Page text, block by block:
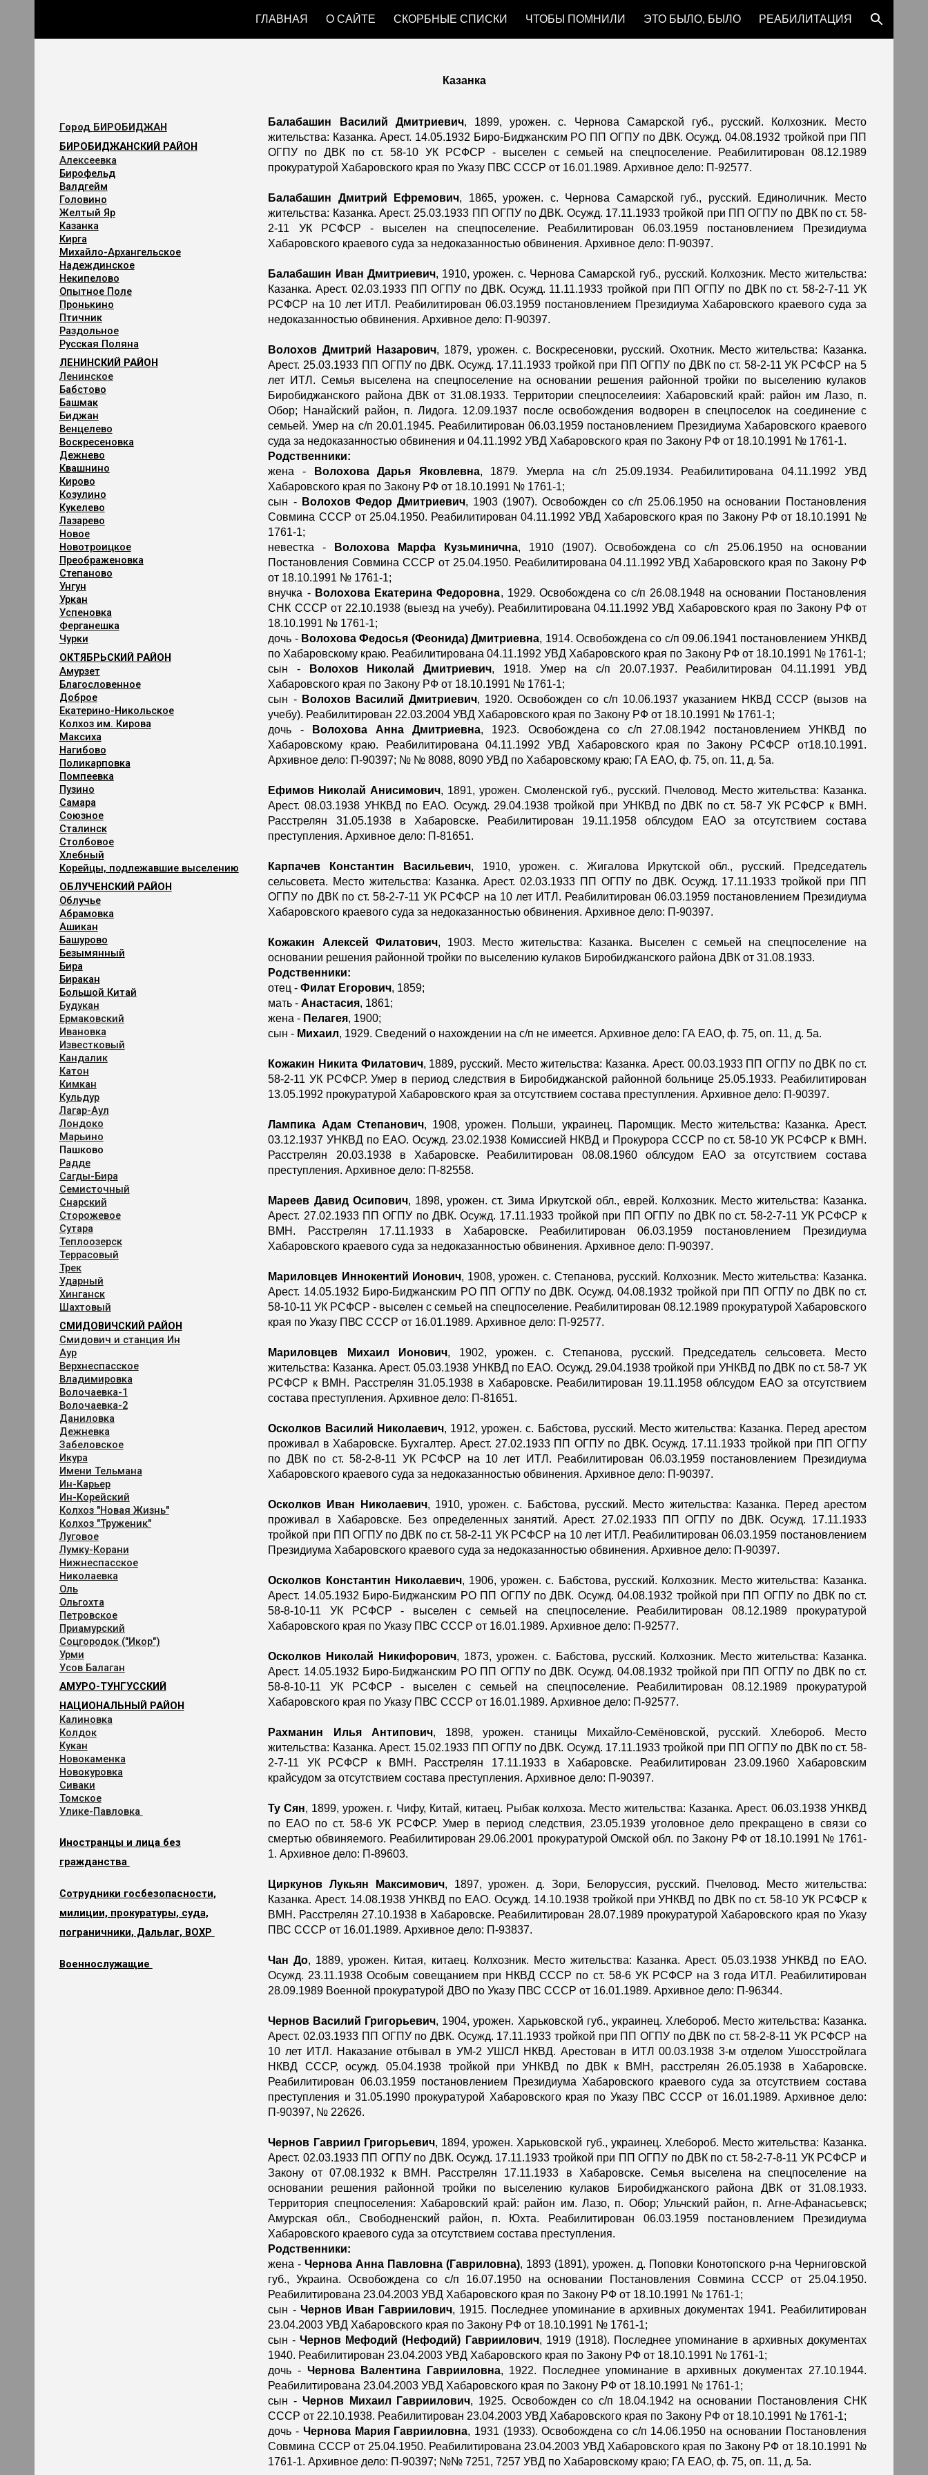
Skip to main content Skip to navigation
ГЛАВНАЯ О САЙТЕ СКОРБНЫЕ СПИСКИ ЧТОБЫ ПОМНИЛИ ЭТО БЫЛО, БЫЛО РЕАБИЛИТАЦИЯ
Казанка
Город БИРОБИДЖАН
БИРОБИДЖАНСКИЙ РАЙОН
Алексеевка
Бирофельд
Валдгейм
Головино
Желтый Яр
Казанка
Кирга
Михайло-Архангельское
Надеждинское
Некипелово
Опытное Поле
Пронькино
Птичник
Раздольное
Русская Поляна
ЛЕНИНСКИЙ РАЙОН
Ленинское
Бабстово
Башмак
Биджан
Венцелево
Воскресеновка
Дежнево
Квашнино
Кирово
Козулино
Кукелево
Лазарево
Новое
Новотроицкое
Преображеновка
Степаново
Унгун
Уркан
Успеновка
Ферганешка
Чурки
ОКТЯБРЬСКИЙ РАЙОН
Амурзет
Благословенное
Доброе
Екатерино-Никольское
Колхоз им. Кирова
Максиха
Нагибово
Поликарповка
Помпеевка
Пузино
Самара
Союзное
Сталинск
Столбовое
Хлебный
Корейцы, подлежавшие выселению
ОБЛУЧЕНСКИЙ РАЙОН
Облучье
Абрамовка
Ашикан
Башурово
Безымянный
Бира
Биракан
Большой Китай
Будукан
Ермаковский
Ивановка
Известковый
Кандалик
Катон
Кимкан
Кульдур
Лагар-Аул
Лондоко
Марьино
Пашково
Радде
Сагды-Бира
Семисточный
Снарский
Сторожевое
Сутара
Теплоозерск
Террасовый
Трек
Ударный
Хинганск
Шахтовый
СМИДОВИЧСКИЙ РАЙОН
Смидович и станция Ин
Аур
Верхнеспасское
Владимировка
Волочаевка-1
Волочаевка-2
Даниловка
Дежневка
Забеловское
Икура
Имени Тельмана
Ин-Карьер
Ин-Корейский
Колхоз "Новая Жизнь"
Колхоз "Труженик"
Луговое
Лумку-Корани
Нижнеспасское
Николаевка
Оль
Ольгохта
Петровское
Приамурский
Соцгородок ("Икор")
Урми
Усов Балаган
АМУРО-ТУНГУССКИЙ
НАЦИОНАЛЬНЫЙ РАЙОН
Калиновка
Колдок
Кукан
Новокаменка
Новокуровка
Сиваки
Томское
Улике-Павловка
Иностранцы и лица без
гражданства
Сотрудники госбезопасности,
милиции, прокуратуры, суда,
пограничники, Дальлаг, ВОХР
Военнослужащие
Балабашин Василий Дмитриевич, 1899, урожен. с. Чернова Самарской губ., русский. Колхозник. Место
жительства: Казанка. Арест. 14.05.1932 Биро-Биджанским РО ПП ОГПУ по ДВК. Осужд. 04.08.1932 тройкой при ПП
ОГПУ по ДВК по ст. 58-10 УК РСФСР - выселен с семьей на спецпоселение. Реабилитирован 08.12.1989
прокуратурой Хабаровского края по Указу ПВС СССР от 16.01.1989. Архивное дело: П-92577.
Балабашин Дмитрий Ефремович, 1865, урожен. с. Чернова Самарской губ., русский. Единоличник. Место
жительства: Казанка. Арест. 25.03.1933 ПП ОГПУ по ДВК. Осужд. 17.11.1933 тройкой при ПП ОГПУ по ДВК по ст. 58-
2-11 УК РСФСР - выселен на спецпоселение. Реабилитирован 06.03.1959 постановлением Президиума
Хабаровского краевого суда за недоказанностью обвинения. Архивное дело: П-90397.
Балабашин Иван Дмитриевич, 1910, урожен. с. Чернова Самарской губ., русский. Колхозник. Место жительства:
Казанка. Арест. 02.03.1933 ПП ОГПУ по ДВК. Осужд. 11.11.1933 тройкой при ПП ОГПУ по ДВК по ст. 58-2-7-11 УК
РСФСР на 10 лет ИТЛ. Реабилитирован 06.03.1959 постановлением Президиума Хабаровского краевого суда за
недоказанностью обвинения. Архивное дело: П-90397.
Волохов Дмитрий Назарович, 1879, урожен. с. Воскресеновки, русский. Охотник. Место жительства: Казанка.
Арест. 25.03.1933 ПП ОГПУ по ДВК. Осужд. 17.11.1933 тройкой при ПП ОГПУ по ДВК по ст. 58-2-11 УК РСФСР на 5
лет ИТЛ. Семья выселена на спецпоселение на основании решения районной тройки по выселению кулаков
Биробиджанского района ДВК от 31.08.1933. Территории спецпоселеиия: Хабаровский край: район им Лазо, п.
Обор; Нанайский район, п. Лидога. 12.09.1937 после освобождения водворен в спецпоселок на соединение с
семьей. Умер на с/п 20.01.1945. Реабилитирован 06.03.1959 постановлением Президиума Хабаровского краевого
суда за недоказанностью обвинения и 04.11.1992 УВД Хабаровского края по Закону РФ от 18.10.1991 № 1761-1.
Родственники:
жена -
Волохова Дарья Яковлевна, 1879. Умерла на с/п 25.09.1934. Реабилитирована 04.11.1992 УВД
Хабаровского края по Закону РФ от 18.10.1991 № 1761-1;
сын - Волохов Федор Дмитриевич, 1903 (1907). Освобожден со с/п 25.06.1950 на основании Постановления
Совмина СССР от 25.04.1950. Реабилитирован 04.11.1992 УВД Хабаровского края по Закону РФ от 18.10.1991 №
1761-1;
невестка -
Волохова Марфа Кузьминична, 1910 (1907). Освобождена со с/п 25.06.1950 на основании
Постановления Совмина СССР от 25.04.1950. Реабилитирована 04.11.1992 УВД Хабаровского края по Закону РФ
от 18.10.1991 № 1761-1;
внучка - Волохова Екатерина Федоровна, 1929. Освобождена со с/п 26.08.1948 на основании Постановления
СНК СССР от 22.10.1938 (выезд на учебу). Реабилитирована 04.11.1992 УВД Хабаровского края по Закону РФ от
18.10.1991 № 1761-1;
дочь - Волохова Федосья (Феонида) Дмитриевна, 1914. Освобождена со с/п 09.06.1941 постановлением УНКВД
по Хабаровскому краю. Реабилитирована 04.11.1992 УВД Хабаровского края по Закону РФ от 18.10.1991 № 1761-1;
сын -
Волохов Николай Дмитриевич, 1918. Умер на с/п 20.07.1937. Реабилитирован 04.11.1991 УВД
Хабаровского края по Закону РФ от 18.10.1991 № 1761-1;
сын - Волохов Василий Дмитриевич, 1920. Освобожден со с/п 10.06.1937 указанием НКВД СССР (вызов на
учебу). Реабилитирован 22.03.2004 УВД Хабаровского края по Закону РФ от 18.10.1991 № 1761-1;
дочь -
Волохова Анна Дмитриевна, 1923. Освобождена со с/п 27.08.1942 постановлением УНКВД по
Хабаровскому краю. Реабилитирована 04.11.1992 УВД Хабаровского края по Закону РСФСР от18.10.1991.
Архивное дело: П-90397; № № 8088, 8090 УВД по Хабаровскому краю; ГА ЕАО, ф. 75, оп. 11, д. 5а.
Ефимов Николай Анисимович, 1891, урожен. Смоленской губ., русский. Пчеловод. Место жительства: Казанка.
Арест. 08.03.1938 УНКВД по ЕАО. Осужд. 29.04.1938 тройкой при УНКВД по ДВК по ст. 58-7 УК РСФСР к ВМН.
Расстрелян 31.05.1938 в Хабаровске. Реабилитирован 19.11.1958 облсудом ЕАО за отсутствием состава
преступления. Архивное дело: П-81651.
Карпачев Константин Васильевич, 1910, урожен. с. Жигалова Иркутской обл., русский. Председатель
сельсовета. Место жительства: Казанка. Арест. 02.03.1933 ПП ОГПУ по ДВК. Осужд. 17.11.1933 тройкой при ПП
ОГПУ по ДВК по ст. 58-2-7-11 УК РСФСР на 10 лет ИТЛ. Реабилитирован 06.03.1959 постановлением Президиума
Хабаровского краевого суда за недоказанностью обвинения. Архивное дело: П-90397.
Кожакин Алексей Филатович, 1903. Место жительства: Казанка. Выселен с семьей на спецпоселение на
основании решения районной тройки по выселению кулаков Биробиджанского района ДВК от 31.08.1933.
Родственники:
отец -Филат Егорович, 1859;
мать -Анастасия, 1861;
жена - Пелагея, 1900;
сын - Михаил, 1929. Сведений о нахождении на с/п не имеется. Архивное дело: ГА ЕАО, ф. 75, оп. 11, д. 5а.
Кожакин Никита Филатович, 1889, русский. Место жительства: Казанка. Арест. 00.03.1933 ПП ОГПУ по ДВК по ст.
58-2-11 УК РСФСР. Умер в период следствия в Биробиджанской районной больнице 25.05.1933. Реабилитирован
13.05.1992 прокуратурой Хабаровского края за отсутствием состава преступления. Архивное дело: П-90397.
Лампика Адам Степанович, 1908, урожен. Польши, украинец. Паромщик. Место жительства: Казанка. Арест.
03.12.1937 УНКВД по ЕАО. Осужд. 23.02.1938 Комиссией НКВД и Прокурора СССР по ст. 58-10 УК РСФСР к ВМН.
Расстрелян 20.03.1938 в Хабаровске. Реабилитирован 08.08.1960 облсудом ЕАО за отсутствием состава
преступления. Архивное дело: П-82558.
Мареев Давид Осипович, 1898, урожен. ст. Зима Иркутской обл., еврей. Колхозник. Место жительства: Казанка.
Арест. 27.02.1933 ПП ОГПУ по ДВК. Осужд. 17.11.1933 тройкой при ПП ОГПУ по ДВК по ст. 58-2-7-11 УК РСФСР к
ВМН. Расстрелян 17.11.1933 в Хабаровске. Реабилитирован 06.03.1959 постановлением Президиума
Хабаровского краевого суда за недоказанностью обвинения. Архивное дело: П-90397.
Мариловцев Иннокентий Ионович, 1908, урожен. с. Степанова, русский. Колхозник. Место жительства: Казанка.
Арест. 14.05.1932 Биро-Биджанским РО ПП ОГПУ по ДВК. Осужд. 04.08.1932 тройкой при ПП ОГПУ по ДВК по ст.
58-10-11 УК РСФСР - выселен с семьей на спецпоселение. Реабилитирован 08.12.1989 прокуратурой Хабаровского
края по Указу ПВС СССР от 16.01.1989. Архивное дело: П-92577.
Мариловцев Михаил Ионович, 1902, урожен. с. Степанова, русский. Председатель сельсовета. Место
жительства: Казанка. Арест. 05.03.1938 УНКВД по ЕАО. Осужд. 29.04.1938 тройкой при УНКВД по ДВК по ст. 58-7 УК
РСФСР к ВМН. Расстрелян 31.05.1938 в Хабаровске. Реабилитирован 19.11.1958 облсудом ЕАО за отсутствием
состава преступления. Архивное дело: П-81651.
Осколков Василий Николаевич, 1912, урожен. с. Бабстова, русский. Место жительства: Казанка. Перед арестом
проживал в Хабаровске. Бухгалтер. Арест. 27.02.1933 ПП ОГПУ по ДВК. Осужд. 17.11.1933 тройкой при ПП ОГПУ
по ДВК по ст. 58-2-8-11 УК РСФСР на 10 лет ИТЛ. Реабилитирован 06.03.1959 постановлением Президиума
Хабаровского краевого суда за недоказанностью обвинения. Архивное дело: П-90397.
Осколков Иван Николаевич, 1910, урожен. с. Бабстова, русский. Место жительства: Казанка. Перед арестом
проживал в Хабаровске. Без определенных занятий. Арест. 27.02.1933 ПП ОГПУ по ДВК. Осужд. 17.11.1933
тройкой при ПП ОГПУ по ДВК по ст. 58-2-11 УК РСФСР на 10 лет ИТЛ. Реабилитирован 06.03.1959 постановлением
Президиума Хабаровского краевого суда за недоказанностью обвинения. Архивное дело: П-90397.
Осколков Константин Николаевич, 1906, урожен. с. Бабстова, русский. Колхозник. Место жительства: Казанка.
Арест. 14.05.1932 Биро-Биджанским РО ПП ОГПУ по ДВК. Осужд. 04.08.1932 тройкой при ПП ОГПУ по ДВК по ст.
58-8-10-11 УК РСФСР - выселен с семьей на спецпоселение. Реабилитирован 08.12.1989 прокуратурой
Хабаровского края по Указу ПВС СССР от 16.01.1989. Архивное дело: П-92577.
Осколков Николай Никифорович, 1873, урожен. с. Бабстова, русский. Колхозник. Место жительства: Казанка.
Арест. 14.05.1932 Биро-Биджанским РО ПП ОГПУ по ДВК. Осужд. 04.08.1932 тройкой при ПП ОГПУ по ДВК по ст.
58-8-10-11 УК РСФСР - выселен с семьей на спецпоселение. Реабилитирован 08.12.1989 прокуратурой
Хабаровского края по Указу ПВС СССР от 16.01.1989. Архивное дело: П-92577.
Рахманин Илья Антипович, 1898, урожен. станицы Михайло-Семёновской, русский. Хлебороб. Место
жительства: Казанка. Арест. 15.02.1933 ПП ОГПУ по ДВК. Осужд. 17.11.1933 тройкой при ПП ОГПУ по ДВК по ст. 58-
2-7-11 УК РСФСР к ВМН. Расстрелян 17.11.1933 в Хабаровске. Реабилитирован 23.09.1960 Хабаровским
крайсудом за отсутствием состава преступления. Архивное дело: П-90397.
Ту Сян, 1899, урожен. г. Чифу, Китай, китаец. Рыбак колхоза. Место жительства: Казанка. Арест. 06.03.1938 УНКВД
по ЕАО по ст. 58-6 УК РСФСР. Умер в период следствия, 23.05.1939 уголовное дело прекращено в связи со
смертью обвиняемого. Реабилитирован 29.06.2001 прокуратурой Омской обл. по Закону РФ от 18.10.1991 № 1761-
1. Архивное дело: П-89603.
Циркунов Лукьян Максимович, 1897, урожен. д. Зори, Белоруссия, русский. Пчеловод. Место жительства:
Казанка. Арест. 14.08.1938 УНКВД по ЕАО. Осужд. 14.10.1938 тройкой при УНКВД по ДВК по ст. 58-10 УК РСФСР к
ВМН. Расстрелян 27.10.1938 в Хабаровске. Реабилитирован 28.07.1989 прокуратурой Хабаровского края по Указу
ПВС СССР от 16.01.1989. Архивное дело: П-93837.
Чан До, 1889, урожен. Китая, китаец. Колхозник. Место жительства: Казанка. Арест. 05.03.1938 УНКВД по ЕАО.
Осужд. 23.11.1938 Особым совещанием при НКВД СССР по ст. 58-6 УК РСФСР на 3 года ИТЛ. Реабилитирован
28.09.1989 Военной прокуратурой ДВО по Указу ПВС СССР от 16.01.1989. Архивное дело: П-96344.
Чернов Василий Григорьевич, 1904, урожен. Харьковской губ., украинец. Хлебороб. Место жительства: Казанка.
Арест. 02.03.1933 ПП ОГПУ по ДВК. Осужд. 17.11.1933 тройкой при ПП ОГПУ по ДВК по ст. 58-2-8-11 УК РСФСР на
10 лет ИТЛ. Наказание отбывал в УМ-2 УШСЛ НКВД. Арестован в ИТЛ 00.03.1938 3-м отделом Ушосстройлага
НКВД СССР, осужд. 05.04.1938 тройкой при УНКВД по ДВК к ВМН, расстрелян 26.05.1938 в Хабаровске.
Реабилитирован 06.03.1959 постановлением Президиума Хабаровского краевого суда за отсутствием состава
преступления и 31.05.1990 прокуратурой Хабаровского края по Указу ПВС СССР от 16.01.1989. Архивное дело:
П-90397, № 22626.
Чернов Гавриил Григорьевич, 1894, урожен. Харьковской губ., украинец. Хлебороб. Место жительства: Казанка.
Арест. 02.03.1933 ПП ОГПУ по ДВК. Осужд. 17.11.1933 тройкой при ПП ОГПУ по ДВК по ст. 58-2-7-8-11 УК РСФСР и
Закону от 07.08.1932 к ВМН. Расстрелян 17.11.1933 в Хабаровске. Семья выселена на спецпоселение на
основании решения районной тройки по выселению кулаков Биробиджанского района ДВК от 31.08.1933.
Территория спецпоселения: Хабаровский край: район им. Лазо, п. Обор; Ульчский район, п. Агне-Афанасьевск;
Амурская обл., Свободненский район, п. Юхта. Реабилитирован 06.03.1959 постановлением Президиума
Хабаровского краевого суда за отсутствием состава преступления.
Родственники:
жена -Чернова Анна Павловна (Гавриловна), 1893 (1891), урожен. д. Поповки Конотопского р-на Черниговской
губ., Украина. Освобождена со с/п 16.07.1950 на основании Постановления Совмина СССР от 25.04.1950.
Реабилитирована 23.04.2003 УВД Хабаровского края по Закону РФ от 18.10.1991 № 1761-1;
сын - Чернов Иван Гавриилович, 1915. Последнее упоминание в архивных документах 1941. Реабилитирован
23.04.2003 УВД Хабаровского края по Закону РФ от 18.10.1991 № 1761-1;
сын -Чернов Мефодий (Нефодий) Гавриилович, 1919 (1918). Последнее упоминание в архивных документах
1940. Реабилитирован 23.04.2003 УВД Хабаровского края по Закону РФ от 18.10.1991 № 1761-1;
дочь - Чернова Валентина Гаврииловна, 1922. Последнее упоминание в архивных документах 27.10.1944.
Реабилитирована 23.04.2003 УВД Хабаровского края по Закону РФ от 18.10.1991 № 1761-1;
сын - Чернов Михаил Гавриилович, 1925. Освобожден со с/п 18.04.1942 на основании Постановления СНК
СССР от 22.10.1938. Реабилитирован 23.04.2003 УВД Хабаровского края по Закону РФ от 18.10.1991 № 1761-1;
дочь - Чернова Мария Гаврииловна, 1931 (1933). Освобождена со с/п 14.06.1950 на основании Постановления
Совмина СССР от 25.04.1950. Реабилитирована 23.04.2003 УВД Хабаровского края по Закону РФ от 18.10.1991 №
1761-1. Архивное дело: П-90397; №№ 7251, 7257 УВД по Хабаровскому краю; ГА ЕАО, ф. 75, оп. 11, д. 5а.